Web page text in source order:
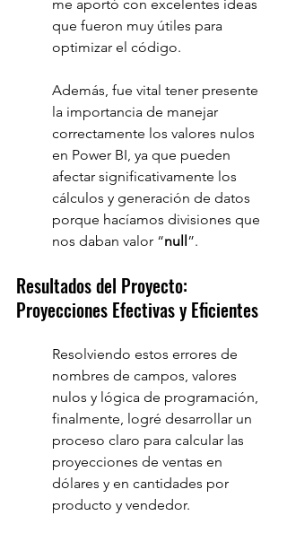
me aportó con excelentes ideas
que fueron muy útiles para
optimizar el código.
Además, fue vital tener presente
la importancia de manejar
correctamente los valores nulos
en Power BI, ya que pueden
afectar significativamente los
cálculos y generación de datos
porque hacíamos divisiones que
nos daban valor “null”.
Resultados del Proyecto:
Proyecciones Efectivas y Eficientes
Resolviendo estos errores de
nombres de campos, valores
nulos y lógica de programación,
finalmente, logré desarrollar un
proceso claro para calcular las
proyecciones de ventas en
dólares y en cantidades por
producto y vendedor.